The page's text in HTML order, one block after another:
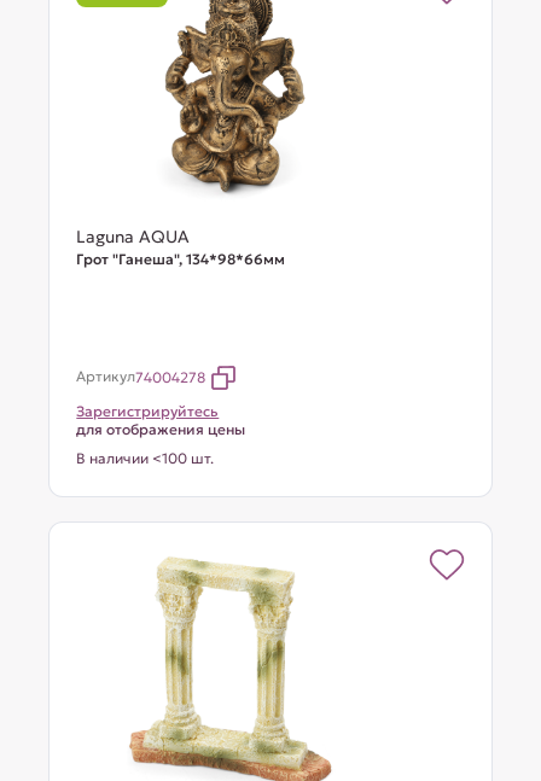
Laguna AQUA
Грот "Ганеша", 134*98*66мм
Артикул74004278
Зарегистрируйтесь
для отображения цены
В наличии <100 шт.